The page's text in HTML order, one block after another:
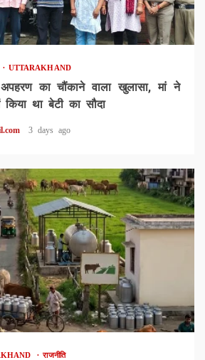
UTTARAKHAND
का चौंकाने वाला खुलासा, मां ने
था बेटी का सौदा
3 days ago
राजनीति